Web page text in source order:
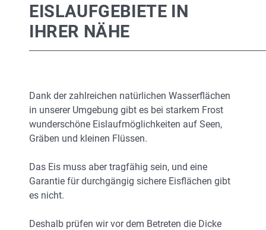
EISLAUFGEBIETE IN
IHRER NÄHE
Dank der zahlreichen natürlichen Wasserflächen
in unserer Umgebung gibt es bei starkem Frost
wunderschöne Eislaufmöglichkeiten auf Seen,
Gräben und kleinen Flüssen.
Das Eis muss aber tragfähig sein, und eine
Garantie für durchgängig sichere Eisflächen gibt
es nicht.
Deshalb prüfen wir vor dem Betreten die Dicke